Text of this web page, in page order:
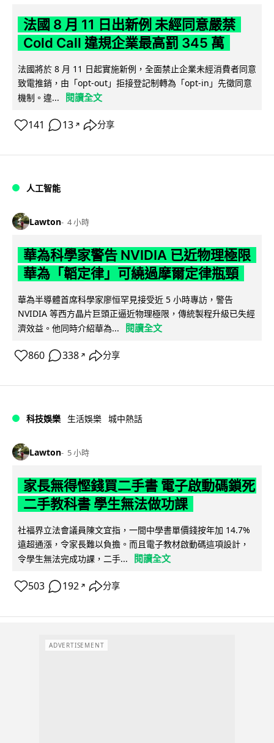
法國 8 月 11 日出新例 未經同意嚴禁
Cold Call 違規企業最高罰 345 萬
法國將於 8 月 11 日起實施新例，全面禁止企業未經消費者同意
致電推銷，由「opt-out」拒接登記制轉為「opt-in」先徵同意
機制。違...
閱讀全文
141 13 ↗ 分享
人工智能
Lawton 4 小時
華為科學家警告 NVIDIA 已近物理極限
華為「韜定律」可繞過摩爾定律瓶頸
華為半導體首席科學家廖恒罕見接受近 5 小時專訪，警告
NVIDIA 等西方晶片巨頭正逼近物理極限，傳統製程升級已失經
濟效益。他同時介紹華為...
閱讀全文
860 338 ↗ 分享
科技娛樂 生活娛樂 城中熱話
Lawton 5 小時
家長無得慳錢買二手書 電子啟動碼鎖死
二手教科書 學生無法做功課
社福界立法會議員陳文宜指，一間中學書單價錢按年加 14.7%
遠超通漲，令家長難以負擔。而且電子教材啟動碼這項設計，
令學生無法完成功課，二手...
閱讀全文
503 192 ↗ 分享
ADVERTISEMENT